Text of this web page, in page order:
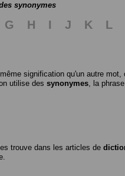
synonymes
G H I J K L
signification qu'un autre
utilise des synonymes, la phrase
trouve dans les articles de